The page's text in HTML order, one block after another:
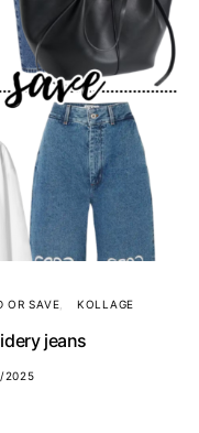
OR SAVE KOLLAGE
jeans
2025